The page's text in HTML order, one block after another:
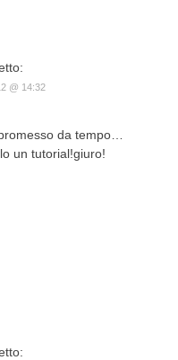
@ 14:32
da tempo…
un tutorial!giuro!